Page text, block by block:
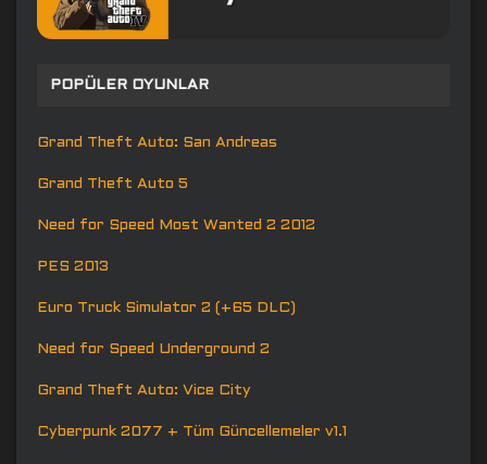
POPÜLER OYUNLAR
Grand Theft Auto: San Andreas
Grand Theft Auto 5
Need for Speed Most Wanted 2 2012
PES 2013
Euro Truck Simulator 2 (+65 DLC)
Need for Speed Underground 2
Grand Theft Auto: Vice City
Cyberpunk 2077 + Tüm Güncellemeler v1.1